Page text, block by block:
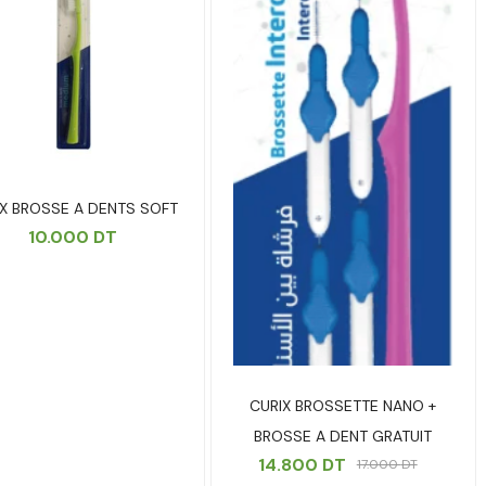
BROSSE A DENTS SOFT
10.000 DT
CURIX BROSSETTE NANO +
BROSSE A DENT GRATUIT
17.000DT
14.800 DT